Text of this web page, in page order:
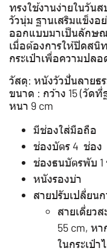
ทรงใช้งานง่ายในวัน
วัวนุ่ม ฐานเสริมแข็งอ
ออกแบบมาเป็นลักษณ
เมื่อต้องการให้ปิดส
กระเป๋าเพื่อความปลอ
วัสดุ: หนังวัวปั่นลายธ
ขนาด : กว้าง 15 (วัดที่
หนา 9 cm
มีช่องใส่มือถือ
ช่องบัตร 4 ช่อง
ช่องธนบัตรพับ 1
หนังรองบ่า
สายปรับเปลี่ยน
สายเดี่ยว
55 cm, ห
ในกระเป๋า